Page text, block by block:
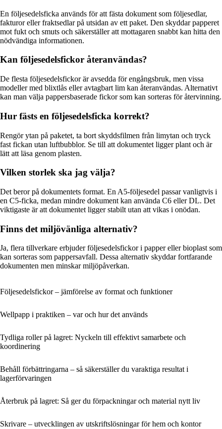
En följesedelsficka används för att fästa dokument som följesedlar,
fakturor eller fraktsedlar på utsidan av ett paket. Den skyddar papperet
mot fukt och smuts och säkerställer att mottagaren snabbt kan hitta den
nödvändiga informationen.
Kan följesedelsfickor återanvändas?
De flesta följesedelsfickor är avsedda för engångsbruk, men vissa
modeller med blixtlås eller avtagbart lim kan återanvändas. Alternativt
kan man välja pappersbaserade fickor som kan sorteras för återvinning.
Hur fästs en följesedelsficka korrekt?
Rengör ytan på paketet, ta bort skyddsfilmen från limytan och tryck
fast fickan utan luftbubblor. Se till att dokumentet ligger plant och är
lätt att läsa genom plasten.
Vilken storlek ska jag välja?
Det beror på dokumentets format. En A5-följesedel passar vanligtvis i
en C5-ficka, medan mindre dokument kan använda C6 eller DL. Det
viktigaste är att dokumentet ligger stabilt utan att vikas i onödan.
Finns det miljövänliga alternativ?
Ja, flera tillverkare erbjuder följesedelsfickor i papper eller bioplast som
kan sorteras som pappersavfall. Dessa alternativ skyddar fortfarande
dokumenten men minskar miljöpåverkan.
Följesedelsfickor – jämförelse av format och funktioner
Wellpapp i praktiken – var och hur det används
Tydliga roller på lagret: Nyckeln till effektivt samarbete och
koordinering
Behåll förbättringarna – så säkerställer du varaktiga resultat i
lagerförvaringen
Återbruk på lagret: Så ger du förpackningar och material nytt liv
Skrivare – utvecklingen av utskriftslösningar för hem och kontor